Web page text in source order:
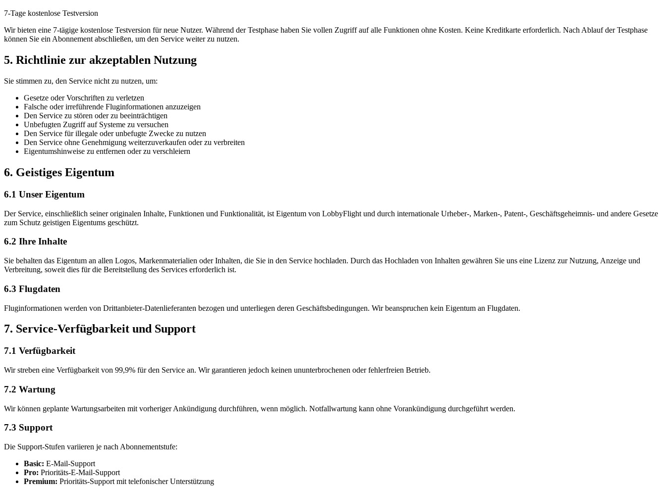
7-Tage kostenlose Testversion
Wir bieten eine 7-tägige kostenlose Testversion für neue Nutzer. Während der Testphase haben Sie vollen Zugriff auf alle Funktionen ohne Kosten. Keine Kreditkarte erforderlich. Nach Ablauf der Testphase
können Sie ein Abonnement abschließen, um den Service weiter zu nutzen.
5. Richtlinie zur akzeptablen Nutzung
Sie stimmen zu, den Service nicht zu nutzen, um:
Gesetze oder Vorschriften zu verletzen
Falsche oder irreführende Fluginformationen anzuzeigen
Den Service zu stören oder zu beeinträchtigen
Unbefugten Zugriff auf Systeme zu versuchen
Den Service für illegale oder unbefugte Zwecke zu nutzen
Den Service ohne Genehmigung weiterzuverkaufen oder zu verbreiten
Eigentumshinweise zu entfernen oder zu verschleiern
6. Geistiges Eigentum
6.1 Unser Eigentum
Der Service, einschließlich seiner originalen Inhalte, Funktionen und Funktionalität, ist Eigentum von LobbyFlight und durch internationale Urheber-, Marken-, Patent-, Geschäftsgeheimnis- und andere Gesetze
zum Schutz geistigen Eigentums geschützt.
6.2 Ihre Inhalte
Sie behalten das Eigentum an allen Logos, Markenmaterialien oder Inhalten, die Sie in den Service hochladen. Durch das Hochladen von Inhalten gewähren Sie uns eine Lizenz zur Nutzung, Anzeige und
Verbreitung, soweit dies für die Bereitstellung des Services erforderlich ist.
6.3 Flugdaten
Fluginformationen werden von Drittanbieter-Datenlieferanten bezogen und unterliegen deren Geschäftsbedingungen. Wir beanspruchen kein Eigentum an Flugdaten.
7. Service-Verfügbarkeit und Support
7.1 Verfügbarkeit
Wir streben eine Verfügbarkeit von 99,9% für den Service an. Wir garantieren jedoch keinen ununterbrochenen oder fehlerfreien Betrieb.
7.2 Wartung
Wir können geplante Wartungsarbeiten mit vorheriger Ankündigung durchführen, wenn möglich. Notfallwartung kann ohne Vorankündigung durchgeführt werden.
7.3 Support
Die Support-Stufen variieren je nach Abonnementstufe:
Basic: E-Mail-Support
Pro: Prioritäts-E-Mail-Support
Premium: Prioritäts-Support mit telefonischer Unterstützung